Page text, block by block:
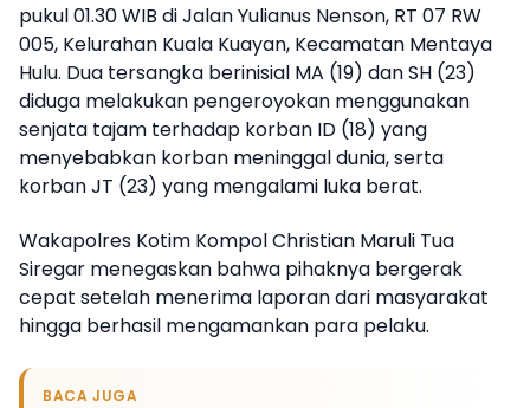
pukul 01.30 WIB di Jalan Yulianus Nenson, RT 07 RW
005, Kelurahan Kuala Kuayan, Kecamatan Mentaya
Hulu. Dua tersangka berinisial MA (19) dan SH (23)
diduga melakukan pengeroyokan menggunakan
senjata tajam terhadap korban ID (18) yang
menyebabkan korban meninggal dunia, serta
korban JT (23) yang mengalami luka berat.
Wakapolres Kotim Kompol Christian Maruli Tua
Siregar menegaskan bahwa pihaknya bergerak
cepat setelah menerima laporan dari masyarakat
hingga berhasil mengamankan para pelaku.
BACA JUGA